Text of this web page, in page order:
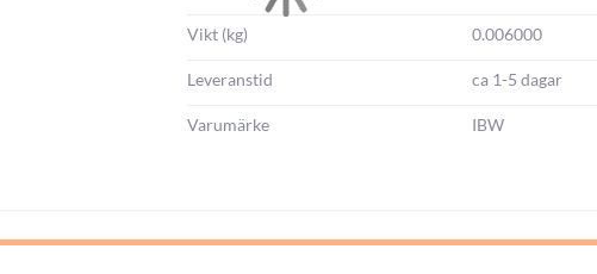
Vikt (kg) 0.006000
Leveranstid ca 1-5 dagar
Varumärke IBW